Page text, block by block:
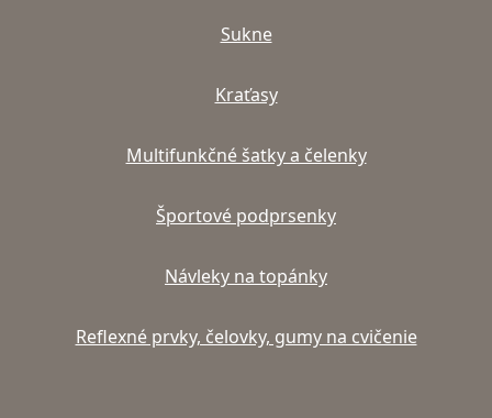
Sukne
Kraťasy
Multifunkčné šatky a čelenky
Športové podprsenky
Návleky na topánky
Reflexné prvky, čelovky, gumy na cvičenie